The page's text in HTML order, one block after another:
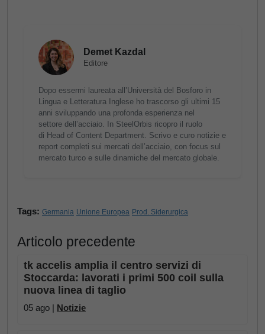
Demet Kazdal
Editore
Dopo essermi laureata all’Università del Bosforo in
Lingua e Letteratura Inglese ho trascorso gli ultimi 15
anni sviluppando una profonda esperienza nel
settore dell’acciaio. In SteelOrbis ricopro il ruolo
di Head of Content Department. Scrivo e curo notizie e
report completi sui mercati dell’acciaio, con focus sul
mercato turco e sulle dinamiche del mercato globale.
Tags: Germania Unione Europea Prod. Siderurgica
Articolo precedente
tk accelis amplia il centro servizi di
Stoccarda: lavorati i primi 500 coil sulla
nuova linea di taglio
05 ago | Notizie